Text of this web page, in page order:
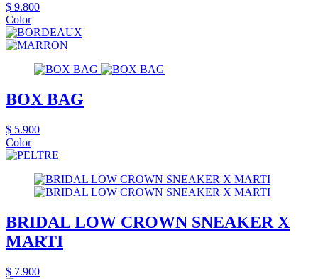
$ 9.800
Color
BOX BAG
$ 5.900
Color
BRIDAL LOW CROWN SNEAKER X
MARTI
$ 7.900